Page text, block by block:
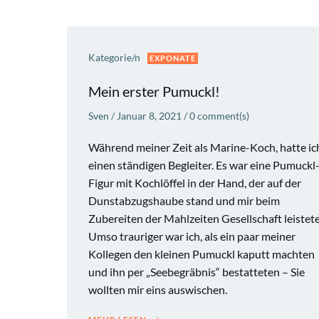
Kategorie/n EXPONATE
Mein erster Pumuckl!
Sven / Januar 8, 2021 /0comment(s)
Während meiner Zeit als Marine-Koch, hatte
einen ständigen Begleiter. Es war eine Pumuckl-
Figur mit Kochlöffel in der Hand, der auf der
Dunstabzugshaube stand und mir beim
Zubereiten der Mahlzeiten Gesellschaft
Umso trauriger war ich, als ein paar meiner
Kollegen den kleinen Pumuckl kaputt machten
und ihn per „Seebegräbnis“ bestatteten – Sie
wollten mir eins auswischen.